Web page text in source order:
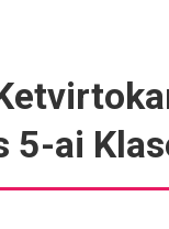
5-ai